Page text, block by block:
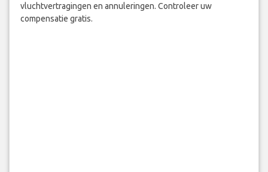
vluchtvertragingen en annuleringen. Controleer uw
compensatie gratis.